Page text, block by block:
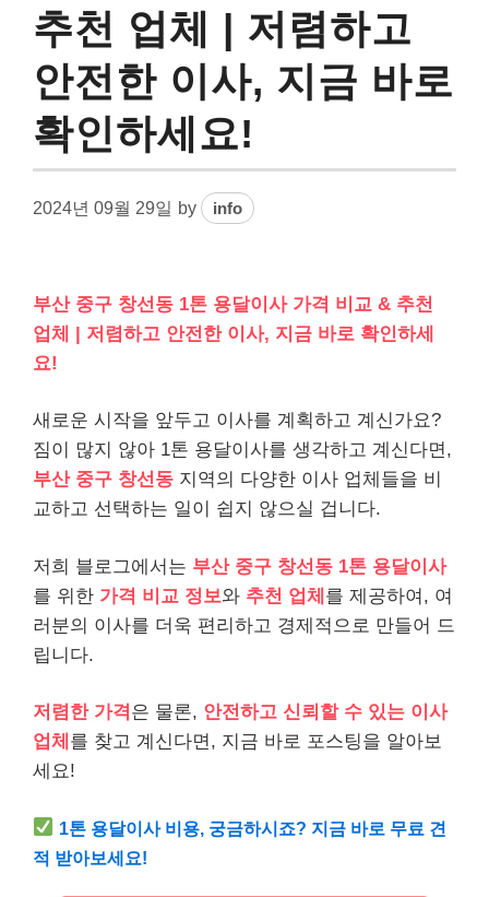
추천 업체 | 저렴하고
안전한 이사, 지금 바로
확인하세요!
2024년 09월 29일 by info
부산 중구 창선동 1톤 용달이사 가격 비교 & 추천
업체 | 저렴하고 안전한 이사, 지금 바로 확인하세
요!
새로운 시작을 앞두고 이사를 계획하고 계신가요?
짐이 많지 않아 1톤 용달이사를 생각하고 계신다면,
부산 중구 창선동 지역의 다양한 이사 업체들을 비
교하고 선택하는 일이 쉽지 않으실 겁니다.
저희 블로그에서는 부산 중구 창선동 1톤 용달이사
를 위한 가격 비교 정보와 추천 업체 를 제공하여, 여
러분의 이사를 더욱 편리하고 경제적으로 만들어 드
립니다.
저렴한 가격 은 물론, 안전하고 신뢰할 수 있는 이사
업체 를 찾고 계신다면, 지금 바로 포스팅을 알아보
세요!
1톤 용달이사 비용, 궁금하시죠? 지금 바로 무료 견
적 받아보세요!